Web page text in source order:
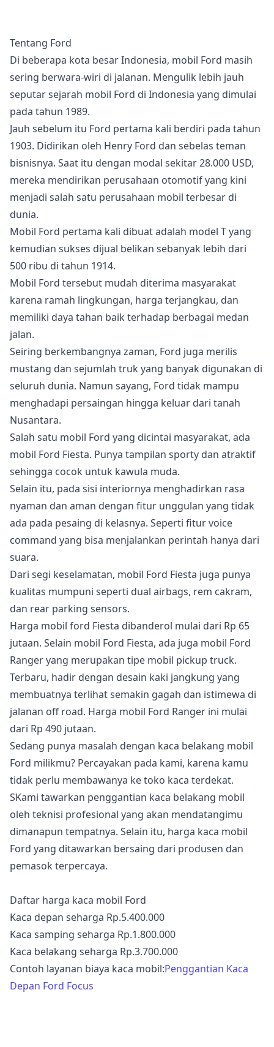
Tentang Ford
Di beberapa kota besar Indonesia, mobil Ford masih
sering berwara-wiri di jalanan. Mengulik lebih jauh
seputar sejarah mobil Ford di Indonesia yang dimulai
pada tahun 1989.
Jauh sebelum itu Ford pertama kali berdiri pada tahun
1903. Didirikan oleh Henry Ford dan sebelas teman
bisnisnya. Saat itu dengan modal sekitar 28.000 USD,
mereka mendirikan perusahaan otomotif yang kini
menjadi salah satu perusahaan mobil terbesar di
dunia.
Mobil Ford pertama kali dibuat adalah model T yang
kemudian sukses dijual belikan sebanyak lebih dari
500 ribu di tahun 1914.
Mobil Ford tersebut mudah diterima masyarakat
karena ramah lingkungan, harga terjangkau, dan
memiliki daya tahan baik terhadap berbagai medan
jalan.
Seiring berkembangnya zaman, Ford juga merilis
mustang dan sejumlah truk yang banyak digunakan di
seluruh dunia. Namun sayang, Ford tidak mampu
menghadapi persaingan hingga keluar dari tanah
Nusantara.
Salah satu mobil Ford yang dicintai masyarakat, ada
mobil Ford Fiesta. Punya tampilan sporty dan atraktif
sehingga cocok untuk kawula muda.
Selain itu, pada sisi interiornya menghadirkan rasa
nyaman dan aman dengan fitur unggulan yang tidak
ada pada pesaing di kelasnya. Seperti fitur voice
command yang bisa menjalankan perintah hanya dari
suara.
Dari segi keselamatan, mobil Ford Fiesta juga punya
kualitas mumpuni seperti dual airbags, rem cakram,
dan rear parking sensors.
Harga mobil ford Fiesta dibanderol mulai dari Rp 65
jutaan. Selain mobil Ford Fiesta, ada juga mobil Ford
Ranger yang merupakan tipe mobil pickup truck.
Terbaru, hadir dengan desain kaki jangkung yang
membuatnya terlihat semakin gagah dan istimewa di
jalanan off road. Harga mobil Ford Ranger ini mulai
dari Rp 490 jutaan.
Sedang punya masalah dengan kaca belakang mobil
Ford milikmu? Percayakan pada kami, karena kamu
tidak perlu membawanya ke toko kaca terdekat.
SKami tawarkan penggantian kaca belakang mobil
oleh teknisi profesional yang akan mendatangimu
dimanapun tempatnya. Selain itu, harga kaca mobil
Ford yang ditawarkan bersaing dari produsen dan
pemasok terpercaya.
Daftar harga kaca mobil Ford
Kaca depan seharga Rp.5.400.000
Kaca samping seharga Rp.1.800.000
Kaca belakang seharga Rp.3.700.000
Contoh layanan biaya kaca mobil:Penggantian Kaca
Depan Ford Focus